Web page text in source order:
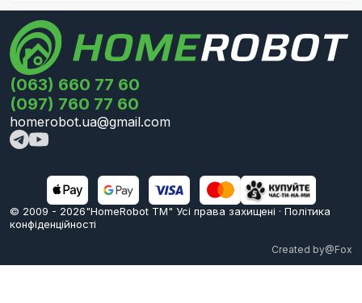
(063) 660 77 60
(097) 760 77 60
homerobot.ua@gmail.com
© 2009 - 2026"HomeRobot ТМ" Усi права захищені · Політика
конфіденційності
Created by@Fox